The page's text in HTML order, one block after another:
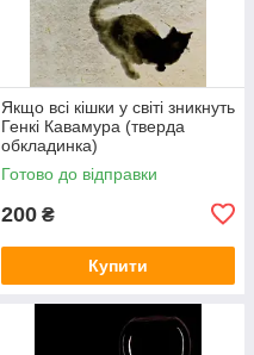
Якщо всі кішки у світі зникнуть
Генкі Кавамура (тверда
обкладинка)
Готово до відправки
200 ₴
Купити